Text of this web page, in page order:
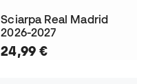
Sciarpa Real Madrid
2026-2027
24,99 €